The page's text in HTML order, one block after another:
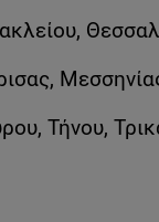
Τήνου,